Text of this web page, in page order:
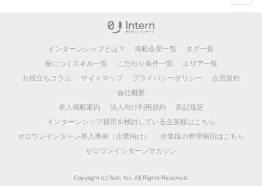
インターンシップとは？ 掲載企業一覧
タグ一覧
身につくスキル一覧
こだわり条件一覧
エリア一覧
お役立ちコラム
サイトマップ プライバシーポリシー
会員規約
会社概要
求人掲載案内
法人向け利用規約
表記規定
インターンシップ採用を検討している企業様はこちら
ゼロワンインターン導入事例（企業向け）
企業様の管理画面はこちら
ゼロワンインターンマガジン
Copyright (c) Salt, Inc. All Rights Reserved.